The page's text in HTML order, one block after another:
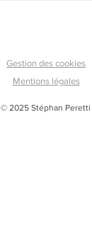
Gestion des cookies
Mentions légales
© 2025 Stéphan Peretti